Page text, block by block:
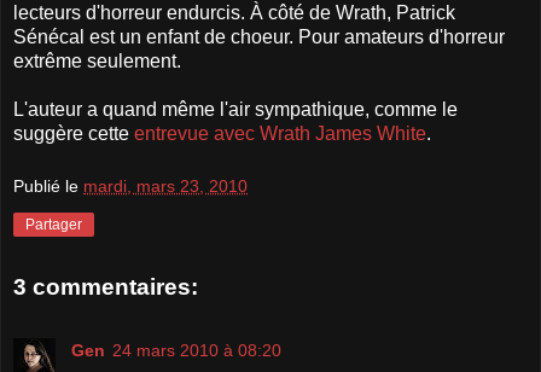
lecteurs d'horreur endurcis. À côté de Wrath, Patrick
Sénécal est un enfant de choeur. Pour amateurs d'horreur
extrême seulement.
L'auteur a quand même l'air sympathique, comme le
suggère cette entrevue avec Wrath James White.
Publié le mardi, mars 23, 2010
Partager
3 commentaires:
Gen 24 mars 2010 à 08:20